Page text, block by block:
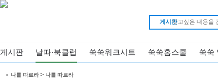
게시판
게시판 날따·북클럽 쑥쑥워크시트 쑥쑥홈스쿨 쑥쑥
> 나를 따르라 > 나를 따르라